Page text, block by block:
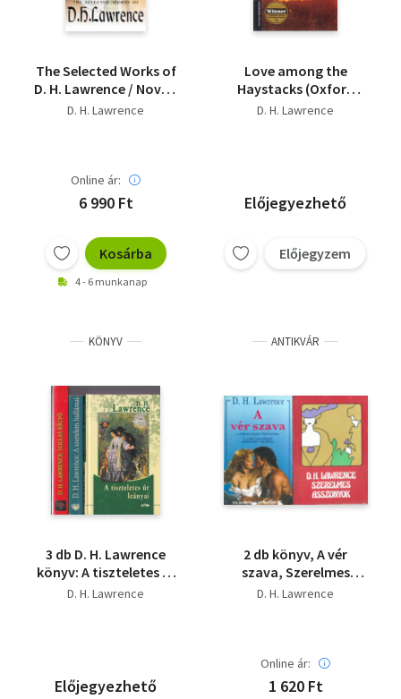
The Selected Works of
D. H. Lawrence / Novels
and short Novels /
D. H. Lawrence
Online ár:
6 990 Ft
Kosárba
4 - 6 munkanap
Love among the
Haystacks (Oxford
bookworms 2.)
D. H. Lawrence
Előjegyezhető
Előjegyzem
KÖNYV
3 db D. H. Lawrence
könyv: A tiszteletes úr
leányai; A szerelem
D. H. Lawrence
Előjegyezhető
ANTIKVÁR
2 db könyv, A vér
szava, Szerelmes
asszonyok
D. H. Lawrence
Online ár:
1 620 Ft